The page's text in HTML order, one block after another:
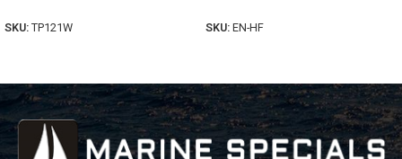
SKU: TP121W SKU: EN-HF